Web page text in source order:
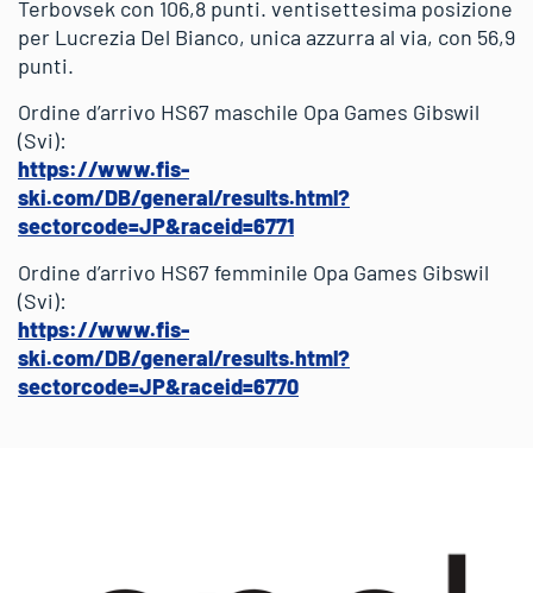
Terbovsek con 106,8 punti. ventisettesima posizione
per Lucrezia Del Bianco, unica azzurra al via, con 56,9
punti.
Ordine d’arrivo HS67 maschile Opa Games Gibswil
(Svi):
https://www.fis-
ski.com/DB/general/results.html?
sectorcode=JP&raceid=6771
Ordine d’arrivo HS67 femminile Opa Games Gibswil
(Svi):
https://www.fis-
ski.com/DB/general/results.html?
sectorcode=JP&raceid=6770